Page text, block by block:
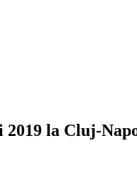
2019 la Cluj-